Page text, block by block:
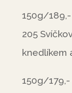
150g/189,-
205
knedlíkem
150g/179,-